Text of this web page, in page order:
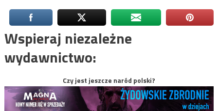
Wspieraj niezależne
wydawnictwo:
Czy jest jeszcze naród polski?